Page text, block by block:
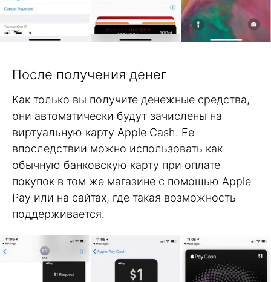
После получения денег
Как только вы получите денежные средства,
они автоматически будут зачислены на
виртуальную карту Apple Cash. Ее
впоследствии можно использовать как
обычную банковскую карту при оплате
покупок в том же магазине с помощью Apple
Pay или на сайтах, где такая возможность
поддерживается.